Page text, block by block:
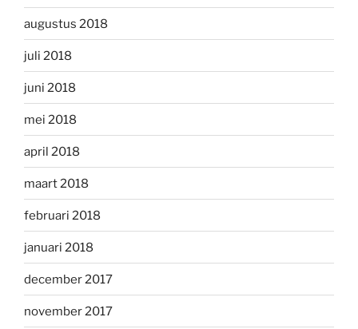
augustus 2018
juli 2018
juni 2018
mei 2018
april 2018
maart 2018
februari 2018
januari 2018
december 2017
november 2017